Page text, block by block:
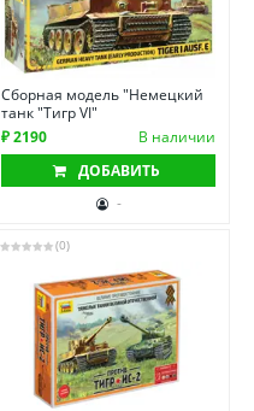
Сборная модель "Немецкий
танк "Тигр VI"
₽ 2190
В наличии
ДОБАВИТЬ
-
(0)